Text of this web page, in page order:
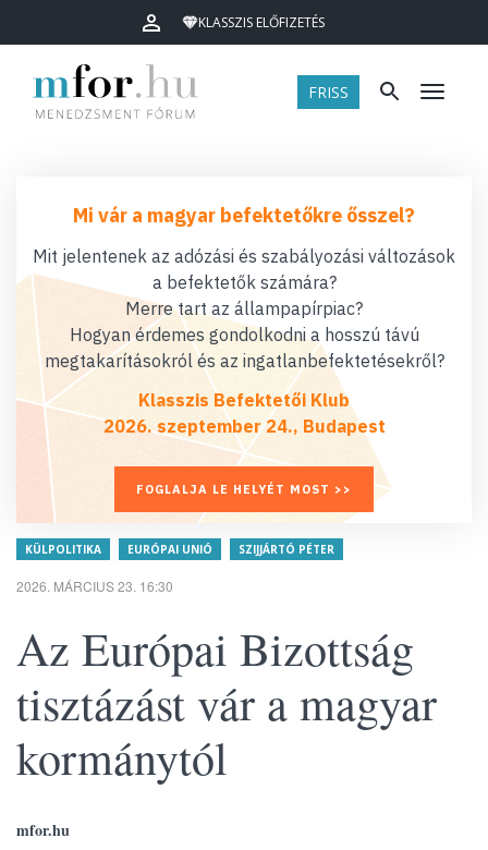
KLASSZIS ELŐFIZETÉS
FRISS Menü
Mi vár a magyar befektetőkre ősszel?
Mit jelentenek az adózási és szabályozási változások
a befektetők számára?
Merre tart az állampapírpiac?
Hogyan érdemes gondolkodni a hosszú távú
megtakarításokról és az ingatlanbefektetésekről?
Klasszis Befektetői Klub
2026. szeptember 24., Budapest
FOGLALJA LE HELYÉT MOST >>
KÜLPOLITIKA EURÓPAI UNIÓ SZIJJÁRTÓ PÉTER
2026. MÁRCIUS 23. 16:30
Az Európai Bizottság
tisztázást vár a magyar
kormánytól
mfor.hu